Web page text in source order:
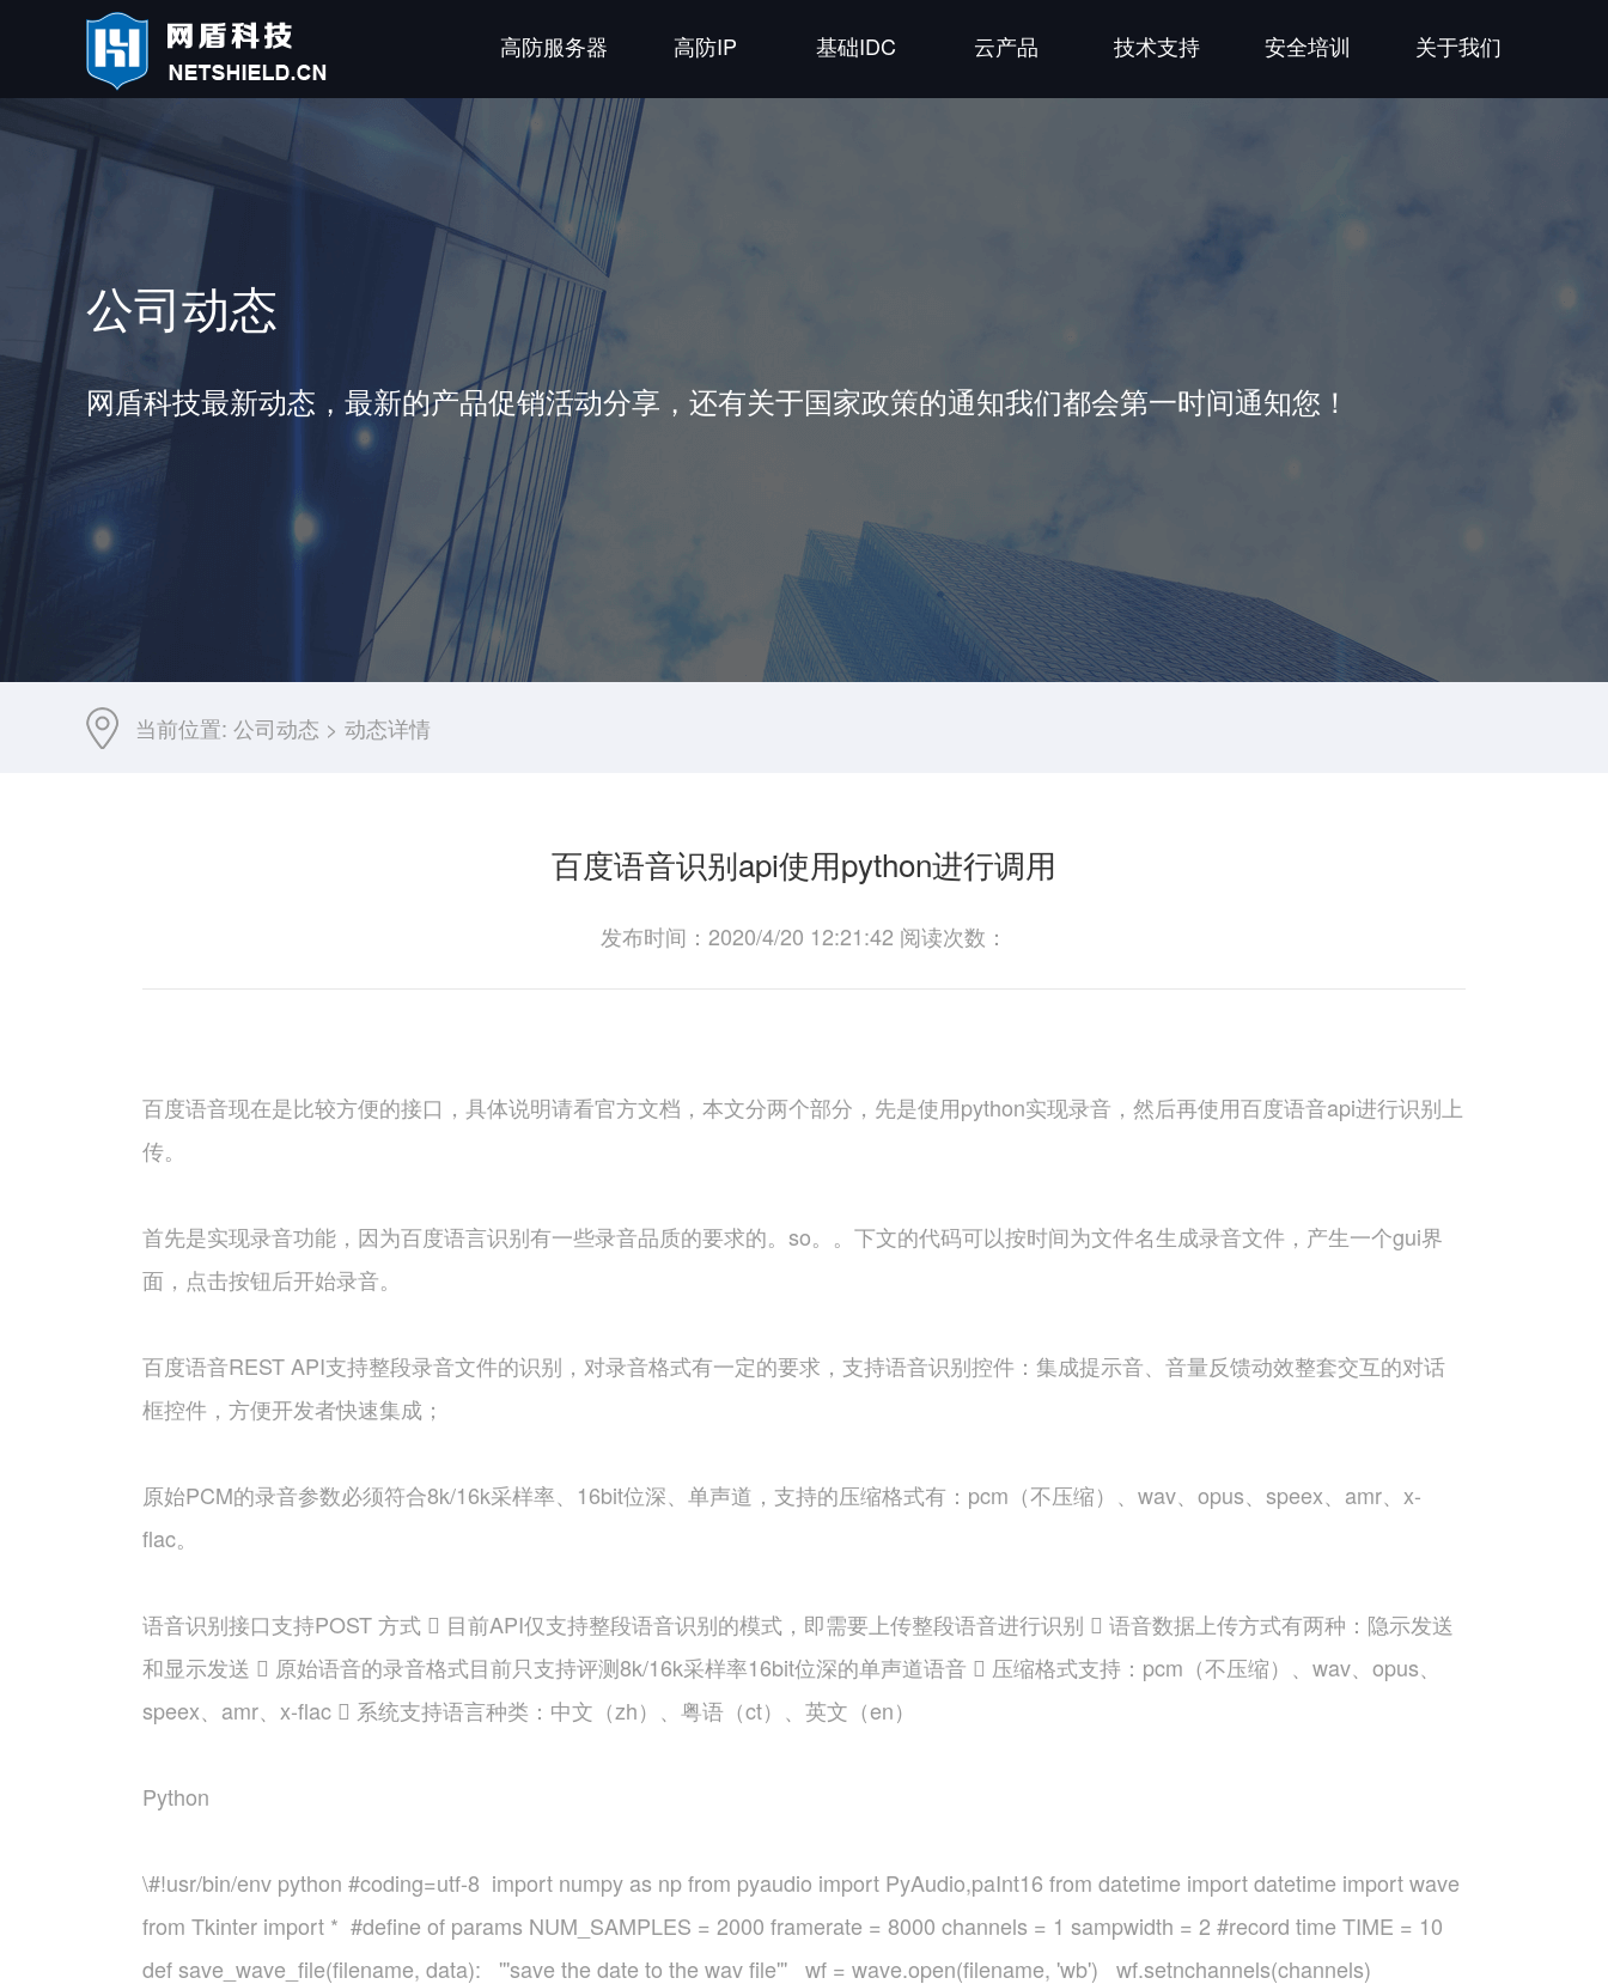
高防服务器 高防IP 基础IDC 云产品 技术支持 安全培训 关于我们
公司动态
网盾科技最新动态，最新的产品促销活动分享，还有关于国家政策的通知我们都会第一时间通知您！
当前位置: 公司动态 > 动态详情
百度语音识别api使用python进行调用
发布时间：2020/4/20 12:21:42 阅读次数：
百度语音现在是比较方便的接口，具体说明请看官方文档，本文分两个部分，先是使用python实现录音，然后再使用百度语音api进行识别上
传。
首先是实现录音功能，因为百度语言识别有一些录音品质的要求的。so。。下文的代码可以按时间为文件名生成录音文件，产生一个gui界
面，点击按钮后开始录音。
百度语音REST API支持整段录音文件的识别，对录音格式有一定的要求，支持语音识别控件：集成提示音、音量反馈动效整套交互的对话
框控件，方便开发者快速集成；
原始PCM的录音参数必须符合8k/16k采样率、16bit位深、单声道，支持的压缩格式有：pcm（不压缩）、wav、opus、speex、amr、x-
flac。
语音识别接口支持POST 方式  目前API仅支持整段语音识别的模式，即需要上传整段语音进行识别  语音数据上传方式有两种：隐示发送
和显示发送  原始语音的录音格式目前只支持评测8k/16k采样率16bit位深的单声道语音  压缩格式支持：pcm（不压缩）、wav、opus、
speex、amr、x-flac  系统支持语言种类：中文（zh）、粤语（ct）、英文（en）
Python
\#!usr/bin/env python #coding=utf-8 import numpy as np from pyaudio import PyAudio,paInt16 from datetime import datetime import wave
from Tkinter import * #define of params NUM_SAMPLES = 2000 framerate = 8000 channels = 1 sampwidth = 2 #record time TIME = 10
def save_wave_file(filename, data): '''save the date to the wav file''' wf = wave.open(filename, 'wb') wf.setnchannels(channels)